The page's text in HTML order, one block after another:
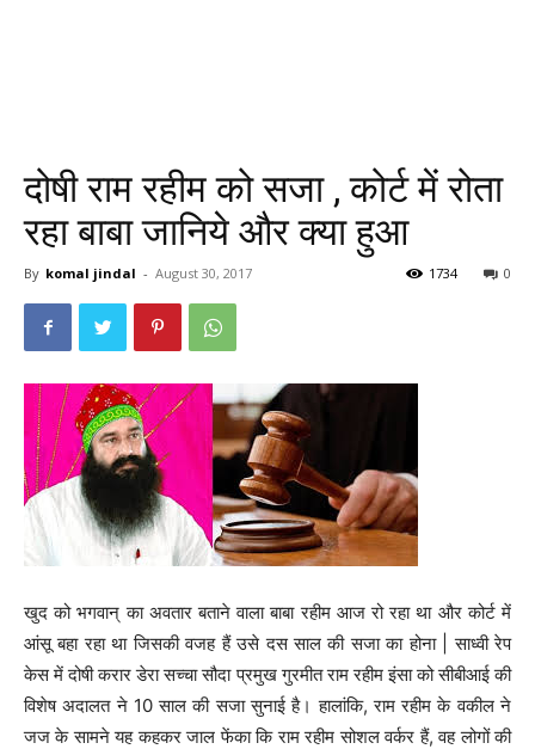
दोषी राम रहीम को सजा , कोर्ट में रोता
रहा बाबा जानिये और क्या हुआ
By komal jindal - August 30, 2017 0
1734
खुद को भगवान् का अवतार बताने वाला बाबा रहीम आज रो रहा था और कोर्ट में
आंसू बहा रहा था जिसकी वजह हैं उसे दस साल की सजा का होना | साध्‍वी रेप
केस में दोषी करार डेरा सच्‍चा सौदा प्रमुख गुरमीत राम रहीम इंसा को सीबीआई की
विशेष अदालत ने 10 साल की सजा सुनाई है। हालांकि, राम रहीम के वकील ने
जज के सामने यह कहकर जाल फेंका कि राम रहीम सोशल वर्कर हैं, वह लोगों की